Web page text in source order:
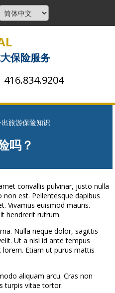
保险服务
416.834.9204
旅游保险知识
吗？
convallis pulvinar, justo nulla
est. Pellentesque dapibus
Vivamus euismod mauris.
hendrerit rutrum.
Nulla neque dolor, sagittis
Ut a nisl id ante tempus
lorem. Etiam ut purus mattis
aliquam arcu. Cras non
turpis vitae tortor.